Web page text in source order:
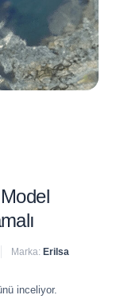
Marka: Erilsa
inceliyor.